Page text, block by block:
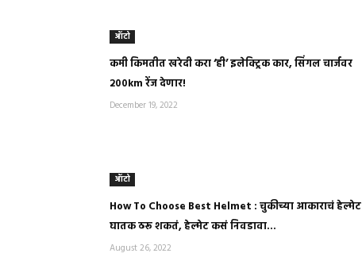
ऑटो
कमी किमतीत खरेदी करा ‘ही’ इलेक्ट्रिक कार, सिंगल चार्जवर
२००km रेंज देणार!
December 19, 2022
ऑटो
How To Choose Best Helmet : चुकीच्या आकाराचं हेल्मेट
घातक ठरू शकतं, हेल्मेट कसं निवडावा...
August 26, 2022